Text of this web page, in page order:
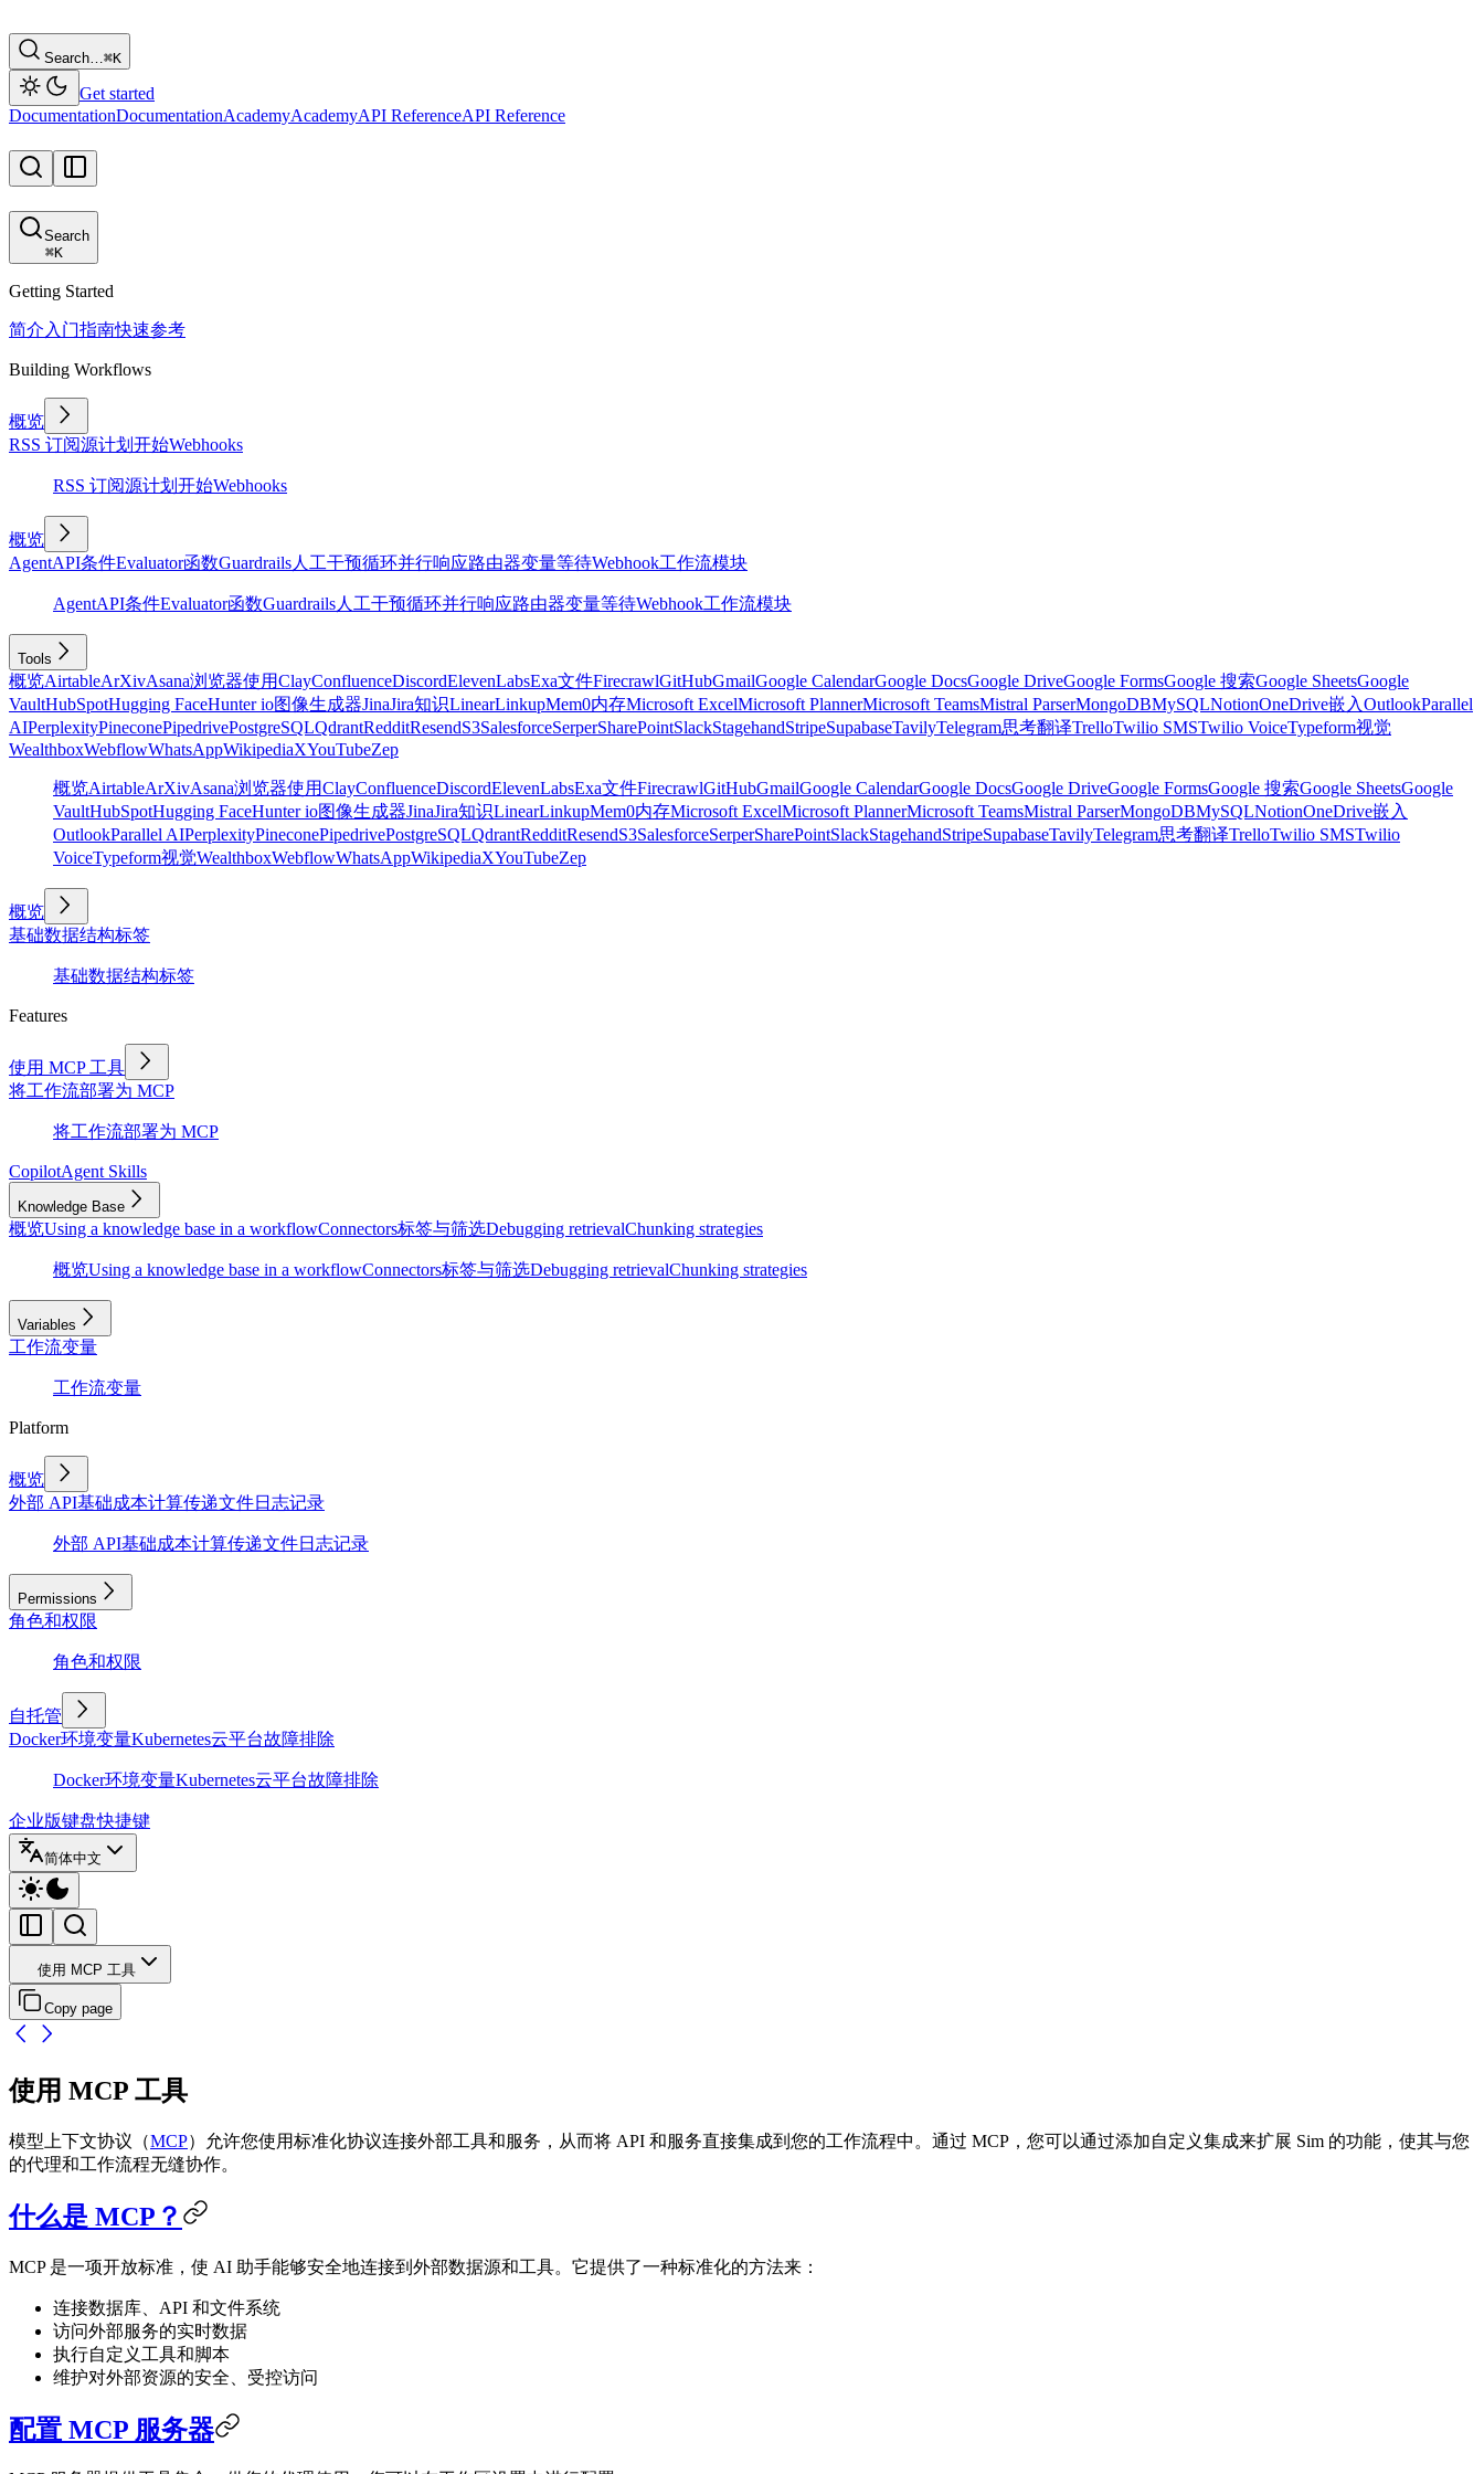
Search…⌘K
Get started
DocumentationDocumentationAcademyAcademyAPI ReferenceAPI Reference
Search
⌘K
Getting Started
简介 入门指南快速参考
Building Workflows
概览
RSS 订阅源计划 开始Webhooks
RSS 订阅源计划 开始Webhooks
概览
AgentAPI条件Evaluator函数Guardrails人工干预循环并行响应路由器变量等待Webhook工作流模块
AgentAPI条件Evaluator函数Guardrails人工干预循环并行响应路由器变量等待Webhook工作流模块
Tools
概览AirtableArXivAsana浏览器使用ClayConfluenceDiscordElevenLabsExa文件FirecrawlGitHubGmailGoogle CalendarGoogle DocsGoogle DriveGoogle FormsGoogle 搜索Google SheetsGoogle
VaultHubSpotHugging FaceHunter io图像生成器JinaJira知识LinearLinkupMem0内存Microsoft ExcelMicrosoft PlannerMicrosoft TeamsMistral ParserMongoDBMySQLNotionOneDrive嵌入OutlookParallel
AIPerplexityPineconePipedrivePostgreSQLQdrantRedditResendS3SalesforceSerperSharePointSlackStagehandStripeSupabaseTavilyTelegram思考翻译TrelloTwilio SMSTwilio VoiceTypeform视觉
WealthboxWebflowWhatsAppWikipediaXYouTubeZep
概览AirtableArXivAsana浏览器使用ClayConfluenceDiscordElevenLabsExa文件FirecrawlGitHubGmailGoogle CalendarGoogle DocsGoogle DriveGoogle FormsGoogle 搜索Google SheetsGoogle
VaultHubSpotHugging FaceHunter io图像生成器JinaJira知识LinearLinkupMem0内存Microsoft ExcelMicrosoft PlannerMicrosoft TeamsMistral ParserMongoDBMySQLNotionOneDrive嵌入
OutlookParallel AIPerplexityPineconePipedrivePostgreSQLQdrantRedditResendS3SalesforceSerperSharePointSlackStagehandStripeSupabaseTavilyTelegram思考翻译TrelloTwilio SMSTwilio
VoiceTypeform视觉WealthboxWebflowWhatsAppWikipediaXYouTubeZep
概览
基础数据结构标签
基础数据结构标签
Features
使用 MCP 工具
将工作流部署为 MCP
将工作流部署为 MCP
CopilotAgent Skills
Knowledge Base
概览Using a knowledge base in a workflowConnectors标签与筛选Debugging retrievalChunking strategies
概览Using a knowledge base in a workflowConnectors标签与筛选Debugging retrievalChunking strategies
Variables
工作流变量
工作流变量
Platform
概览
外部 API基础成本计算传递文件日志记录
外部 API基础成本计算传递文件日志记录
Permissions
角色和权限
角色和权限
自托管
Docker环境变量Kubernetes云平台故障排除
Docker环境变量Kubernetes云平台故障排除
企业版键盘快捷键
简体中文
使用 MCP 工具
Copy page
使用 MCP 工具
模型上下文协议（MCP）允许您使用标准化协议连接外部工具和服务，从而将 API 和服务直接集成到您的工作流程中。通过 MCP，您可以通过添加自定义集成来扩展 Sim 的功能，使其与您
的代理和工作流程无缝协作。
什么是 MCP？
MCP 是一项开放标准，使 AI 助手能够安全地连接到外部数据源和工具。它提供了一种标准化的方法来：
连接数据库、API 和文件系统
访问外部服务的实时数据
执行自定义工具和脚本
维护对外部资源的安全、受控访问
配置 MCP 服务器